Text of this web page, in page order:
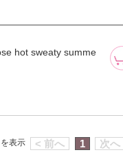
hot sweaty summe
< 前へ 1 次へ
表示